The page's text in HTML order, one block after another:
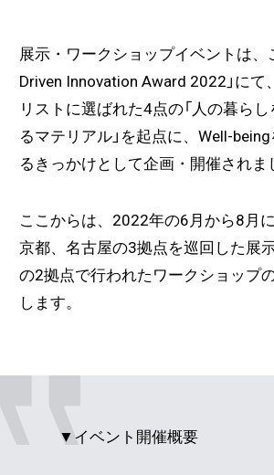
展示・ワークショップイベントは、
Driven Innovation Award 2022」にて
リストに選ばれた4点の「人の暮ら
るマテリアル」を起点に、Well-
るきっかけとして企画・開催されま
ここからは、2022年の6月から8月
京都、名古屋の3拠点を巡回した展
の2拠点で行われたワークショップ
します。
▼イベント開催概要